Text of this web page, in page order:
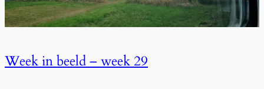
Week in beeld – week 29